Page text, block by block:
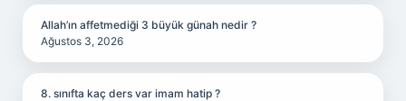
Allah’ın affetmediği 3 büyük günah nedir ?
Ağustos 3, 2026
8. sınıfta kaç ders var imam hatip ?